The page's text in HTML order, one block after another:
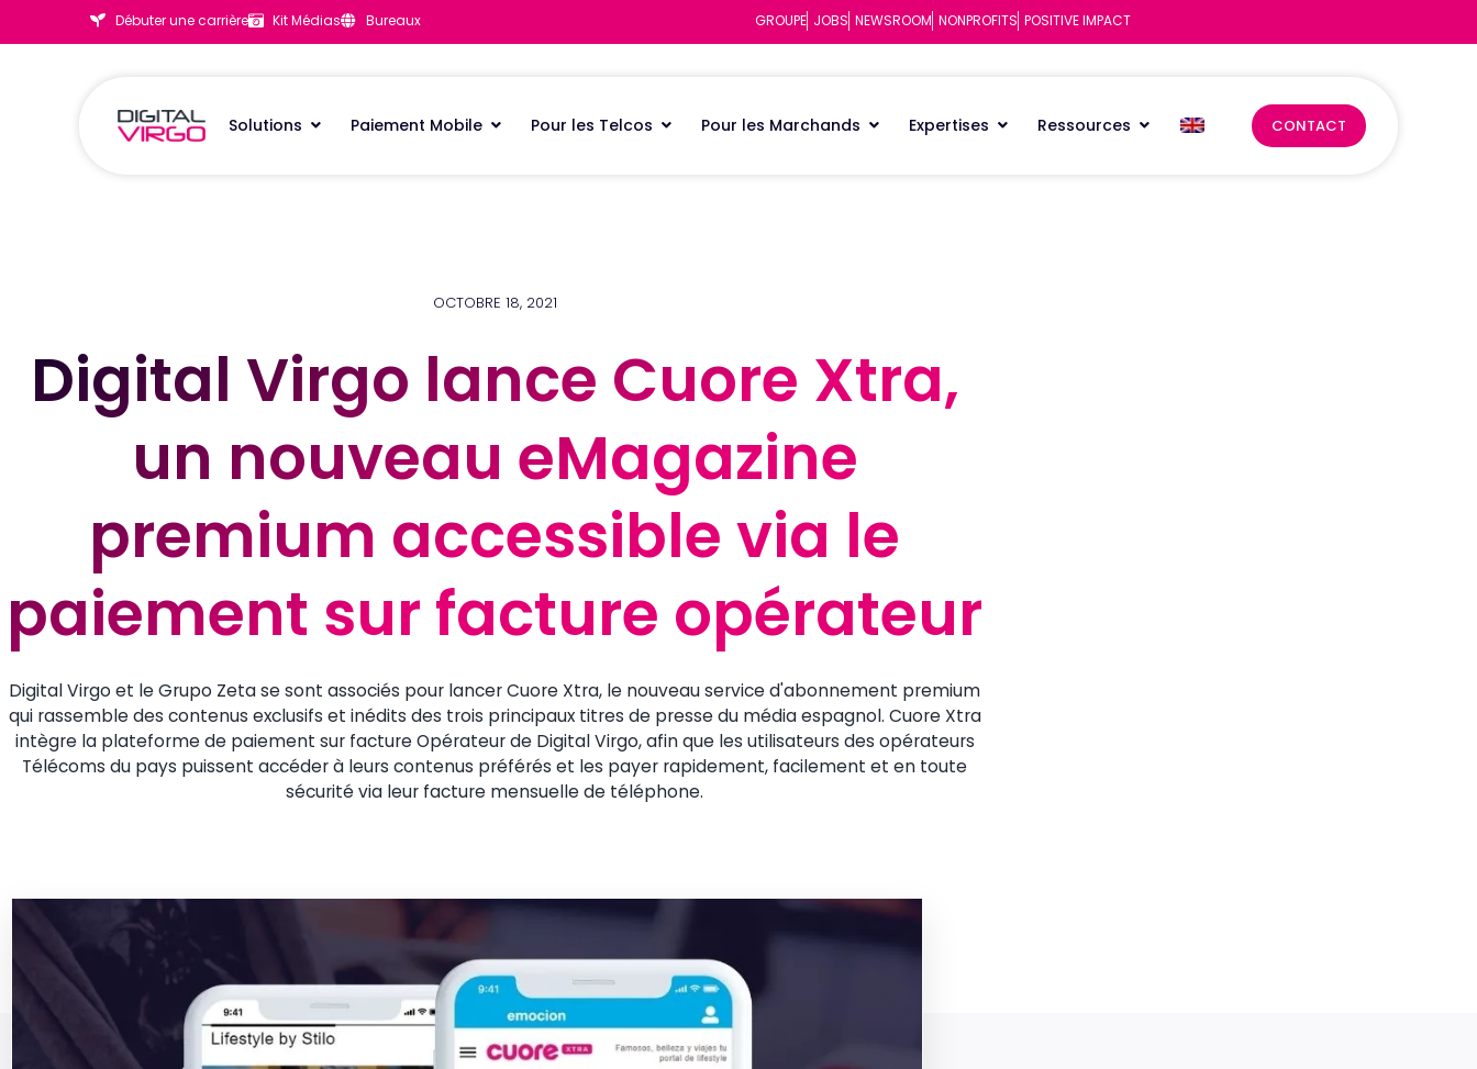
Débuter une carrière Kit Médias Bureaux GROUPE JOBS NEWSROOM NONPROFITS POSITIVE IMPACT
Solutions Paiement Mobile Pour les Telcos Pour les Marchands Expertises Ressources CONTACT
OCTOBRE 18, 2021
Digital Virgo lance Cuore Xtra,
un nouveau eMagazine
premium accessible via le
paiement sur facture opérateur
Digital Virgo lance Cuore Xtra,
un nouveau eMagazine
premium accessible via le
paiement sur facture opérateur
Digital Virgo et le Grupo Zeta se sont associés pour lancer Cuore Xtra, le nouveau service d'abonnement premium
qui rassemble des contenus exclusifs et inédits des trois principaux titres de presse du média espagnol. Cuore Xtra
intègre la plateforme de paiement sur facture Opérateur de Digital Virgo, afin que les utilisateurs des opérateurs
Télécoms du pays puissent accéder à leurs contenus préférés et les payer rapidement, facilement et en toute
sécurité via leur facture mensuelle de téléphone.